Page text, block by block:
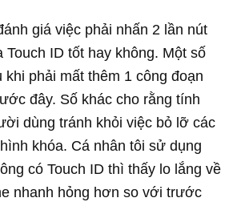
giá việc phải nhấn 2 lần nút
Touch ID tốt hay không. Một số
khi phải mất thêm 1 công đoạn
đây. Số khác cho rằng tính
dùng tránh khỏi việc bỏ lỡ các
khóa. Cá nhân tôi sử dụng
có Touch ID thì thấy lo lắng về
nhanh hỏng hơn so với trước